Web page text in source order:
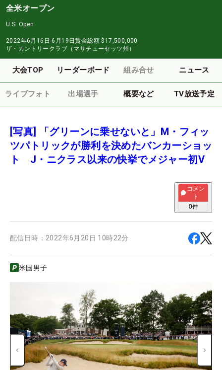
全米オープン
U.S. Open
2022年6月16日-6月19日賞金総額 $17,500,000
ザ・カントリークラブ（マサチューセッツ州）
大会TOP リーダーボード 組み合せ ニュース
ライブフォト 出場選手 概要など TV放送予定
[写真] 「グリーンに乗せないと」M・フィッ
ツパトリックが勝利を決めたバンカーショッ
ト J・ニクラス以来の快挙でメジャー初V
コメン
ト
0件
配信日時： 2022年6月20日 10時22分
米国男子